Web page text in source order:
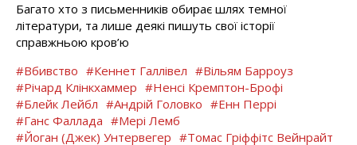
Багато хто з письменників обирає шлях темної
літератури, та лише деякі пишуть свої історії
справжньою кров’ю
#Вбивство #Кеннет Галлівел #Вільям Барроуз
#Річард Клінкхаммер #Ненсі Кремптон-Брофі
#Блейк Лейбл #Андрій Головко #Енн Перрі
#Ганс Фаллада #Мері Лемб
#Йоган (Джек) Унтервегер #Томас Гріффітс Вейнрайт